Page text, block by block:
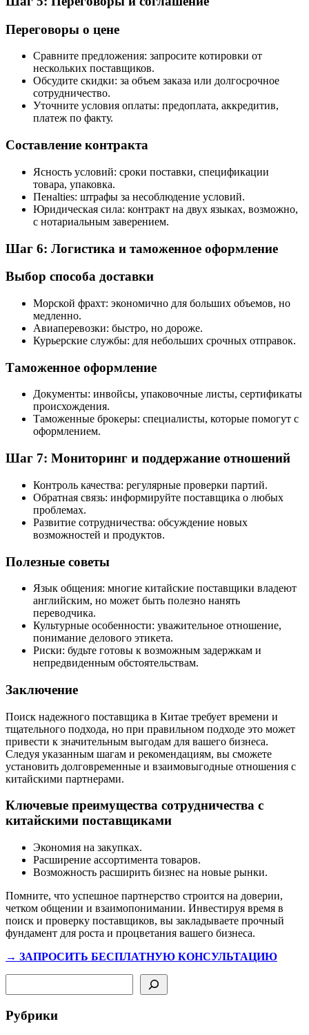
Переговоры о цене
Сравните предложения: запросите котировки от
нескольких поставщиков.
Обсудите скидки: за объем заказа или долгосрочное
сотрудничество.
Уточните условия оплаты: предоплата, аккредитив,
платеж по факту.
Составление контракта
Ясность условий: сроки поставки, спецификации
товара, упаковка.
Пенalties: штрафы за несоблюдение условий.
Юридическая сила: контракт на двух языках, возможно,
с нотариальным заверением.
Шаг 6: Логистика и таможенное оформление
Выбор способа доставки
Морской фрахт: экономично для больших объемов, но
медленно.
Авиаперевозки: быстро, но дороже.
Курьерские службы: для небольших срочных отправок.
Таможенное оформление
Документы: инвойсы, упаковочные листы, сертификаты
происхождения.
Таможенные брокеры: специалисты, которые помогут с
оформлением.
Шаг 7: Мониторинг и поддержание отношений
Контроль качества: регулярные проверки партий.
Обратная связь: информируйте поставщика о любых
проблемах.
Развитие сотрудничества: обсуждение новых
возможностей и продуктов.
Полезные советы
Язык общения: многие китайские поставщики владеют
английским, но может быть полезно нанять
переводчика.
Культурные особенности: уважительное отношение,
понимание делового этикета.
Риски: будьте готовы к возможным задержкам и
непредвиденным обстоятельствам.
Заключение
Поиск надежного поставщика в Китае требует времени и
тщательного подхода, но при правильном подходе это может
привести к значительным выгодам для вашего бизнеса.
Следуя указанным шагам и рекомендациям, вы сможете
установить долговременные и взаимовыгодные отношения с
китайскими партнерами.
Ключевые преимущества сотрудничества с
китайскими поставщиками
Экономия на закупках.
Расширение ассортимента товаров.
Возможность расширить бизнес на новые рынки.
Помните, что успешное партнерство строится на доверии,
четком общении и взаимопонимании. Инвестируя время в
поиск и проверку поставщиков, вы закладываете прочный
фундамент для роста и процветания вашего бизнеса.
→ ЗАПРОСИТЬ БЕСПЛАТНУЮ КОНСУЛЬТАЦИЮ
Рубрики